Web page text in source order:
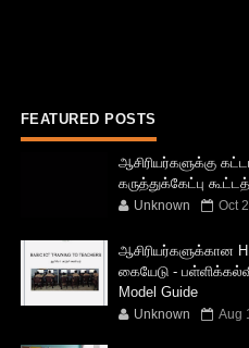
FEATURED POSTS
ஆசிரியர்களுக்கு
கருத்துக்கேட்பு
Unknown Oct
ஆசிரியர்களுக்கான
கையேடு -
Model Guide
Unknown Aug